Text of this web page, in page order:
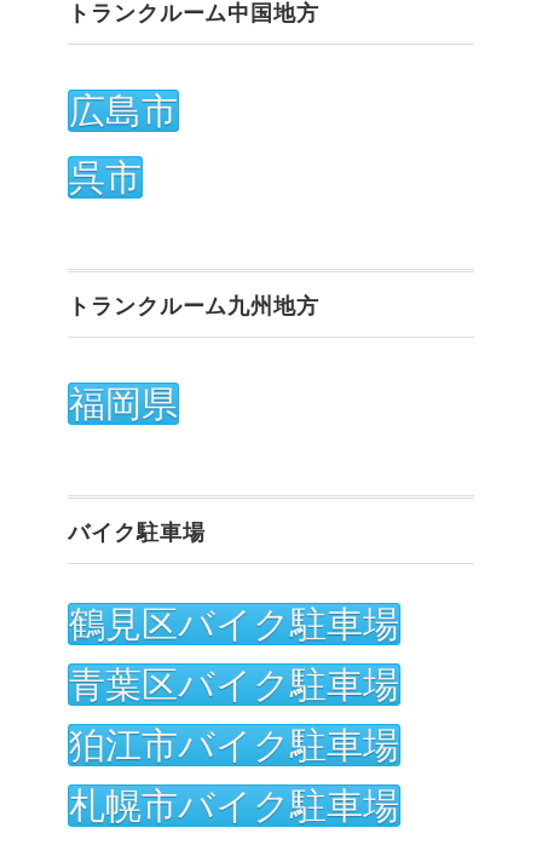
トランクルーム中国地方
広島市
呉市
トランクルーム九州地方
福岡県
バイク駐車場
鶴見区バイク駐車場
青葉区バイク駐車場
狛江市バイク駐車場
札幌市バイク駐車場